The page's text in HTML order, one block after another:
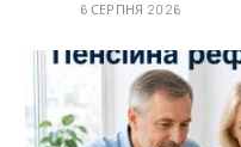
6 СЕРПНЯ 2026